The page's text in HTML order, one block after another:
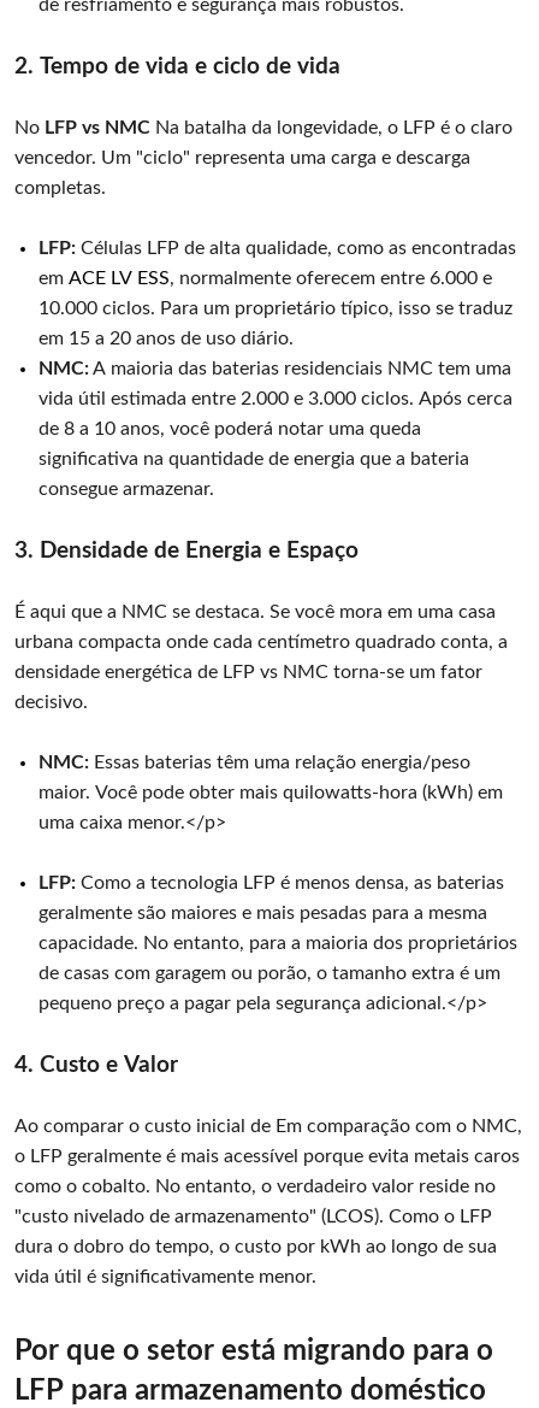
de resfriamento e segurança mais robustos.
2. Tempo de vida e ciclo de vida
No LFP vs NMC Na batalha da longevidade, o LFP é o claro
vencedor. Um "ciclo" representa uma carga e descarga
completas.
LFP: Células LFP de alta qualidade, como as encontradas
em ACE LV ESS, normalmente oferecem entre 6.000 e
10.000 ciclos. Para um proprietário típico, isso se traduz
em 15 a 20 anos de uso diário.
NMC:A maioria das baterias residenciais NMC tem uma
vida útil estimada entre 2.000 e 3.000 ciclos. Após cerca
de 8 a 10 anos, você poderá notar uma queda
significativa na quantidade de energia que a bateria
consegue armazenar.
3. Densidade de Energia e Espaço
É aqui que a NMC se destaca. Se você mora em uma casa
urbana compacta onde cada centímetro quadrado conta, a
densidade energética de LFP vs NMC torna-se um fator
decisivo.
NMC: Essas baterias têm uma relação energia/peso
maior. Você pode obter mais quilowatts-hora (kWh) em
uma caixa menor.</p>
LFP: Como a tecnologia LFP é menos densa, as baterias
geralmente são maiores e mais pesadas para a mesma
capacidade. No entanto, para a maioria dos proprietários
de casas com garagem ou porão, o tamanho extra é um
pequeno preço a pagar pela segurança adicional.</p>
4. Custo e Valor
Ao comparar o custo inicial de Em comparação com o NMC,
o LFP geralmente é mais acessível porque evita metais caros
como o cobalto. No entanto, o verdadeiro valor reside no
"custo nivelado de armazenamento" (LCOS). Como o LFP
dura o dobro do tempo, o custo por kWh ao longo de sua
vida útil é significativamente menor.
Por que o setor está migrando para o
LFP para armazenamento doméstico